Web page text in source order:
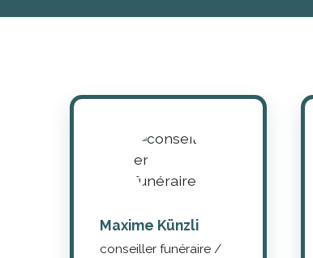
Maxime Künzli
conseiller funéraire /